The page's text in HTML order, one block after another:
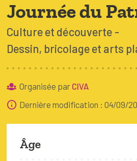
Droit au loisir
Coordinations ATL
À BRUXELLES
Journée du
Culture et découverte
Dessin, bricolage et arts
Organisée par CIVA
Dernière modification : 04/09/
Âge